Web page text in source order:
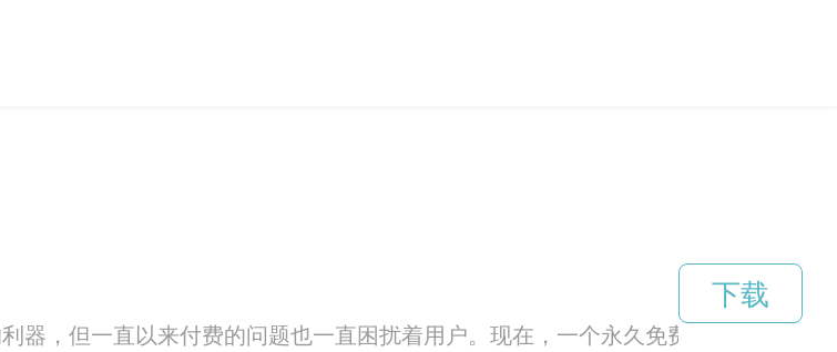
器，但一直以来付费的问题也一直困扰着用户。现在，一个永久免费破解蜜蜂加
下载